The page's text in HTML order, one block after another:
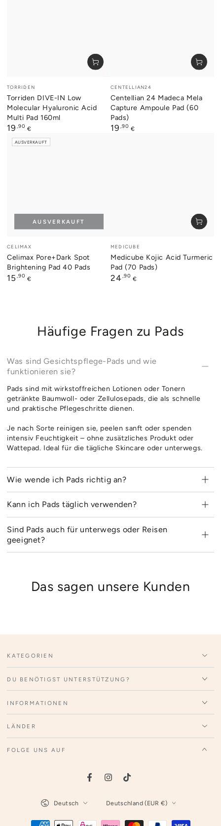
Verkäufer/in:
TORRIDEN
Torriden DIVE-IN Low
Molecular Hyaluronic Acid
Multi Pad 160ml
Regulärer
19 ,90 €
Verkäufer/in:
CENTELLIAN24
Centellian 24 Madeca Mela
Capture Ampoule Pad (60
Pads)
Regulärer
19 ,90 €
Verkäufer/in:
CELIMAX
Celimax Pore+Dark Spot
Brightening Pad 40 Pads
Regulärer
15 ,90 €
AUSVERKAUFT
AUSVERKAUFT
Verkäufer/in:
MEDICUBE
Medicube Kojic Acid Turmeric
Pad (70 Pads)
Regulärer
24,90 €
Häufige Fragen zu Pads
Was sind Gesichtspflege-Pads und wie
funktionieren sie?
Pads sind mit wirkstoffreichen Lotionen oder Tonern
getränkte Baumwoll- oder Zellulosepads, die als schnelle
und praktische Pflegeschritte dienen.
Je nach Sorte reinigen sie, peelen sanft oder spenden
intensiv Feuchtigkeit – ohne zusätzliches Produkt oder
Wattepad. Ideal für die tägliche Skincare oder unterwegs.
Wie wende ich Pads richtig an?
Kann ich Pads täglich verwenden?
Sind Pads auch für unterwegs oder Reisen
geeignet?
Das sagen unsere Kunden
KATEGORIEN
DU BENÖTIGST UNTERSTÜTZUNG?
INFORMATIONEN
LÄNDER
FOLGE UNS AUF
FacebookInstagram
TikTok
Deutsch Deutschland (EUR €)